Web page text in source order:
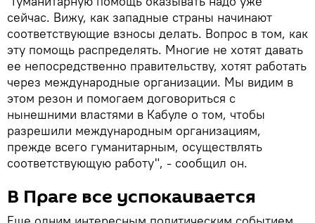
сейчас. Вижу, как западные страны начинают
соответствующие взносы делать. Вопрос в том, как
эту помощь распределять. Многие не хотят давать
ее непосредственно правительству, хотят работать
через международные организации. Мы видим в
этом резон и помогаем договориться с
нынешними властями в Кабуле о том, чтобы
разрешили международным организациям,
прежде всего гуманитарным, осуществлять
соответствующую работу", - сообщил он.
В Праге все успокаивается